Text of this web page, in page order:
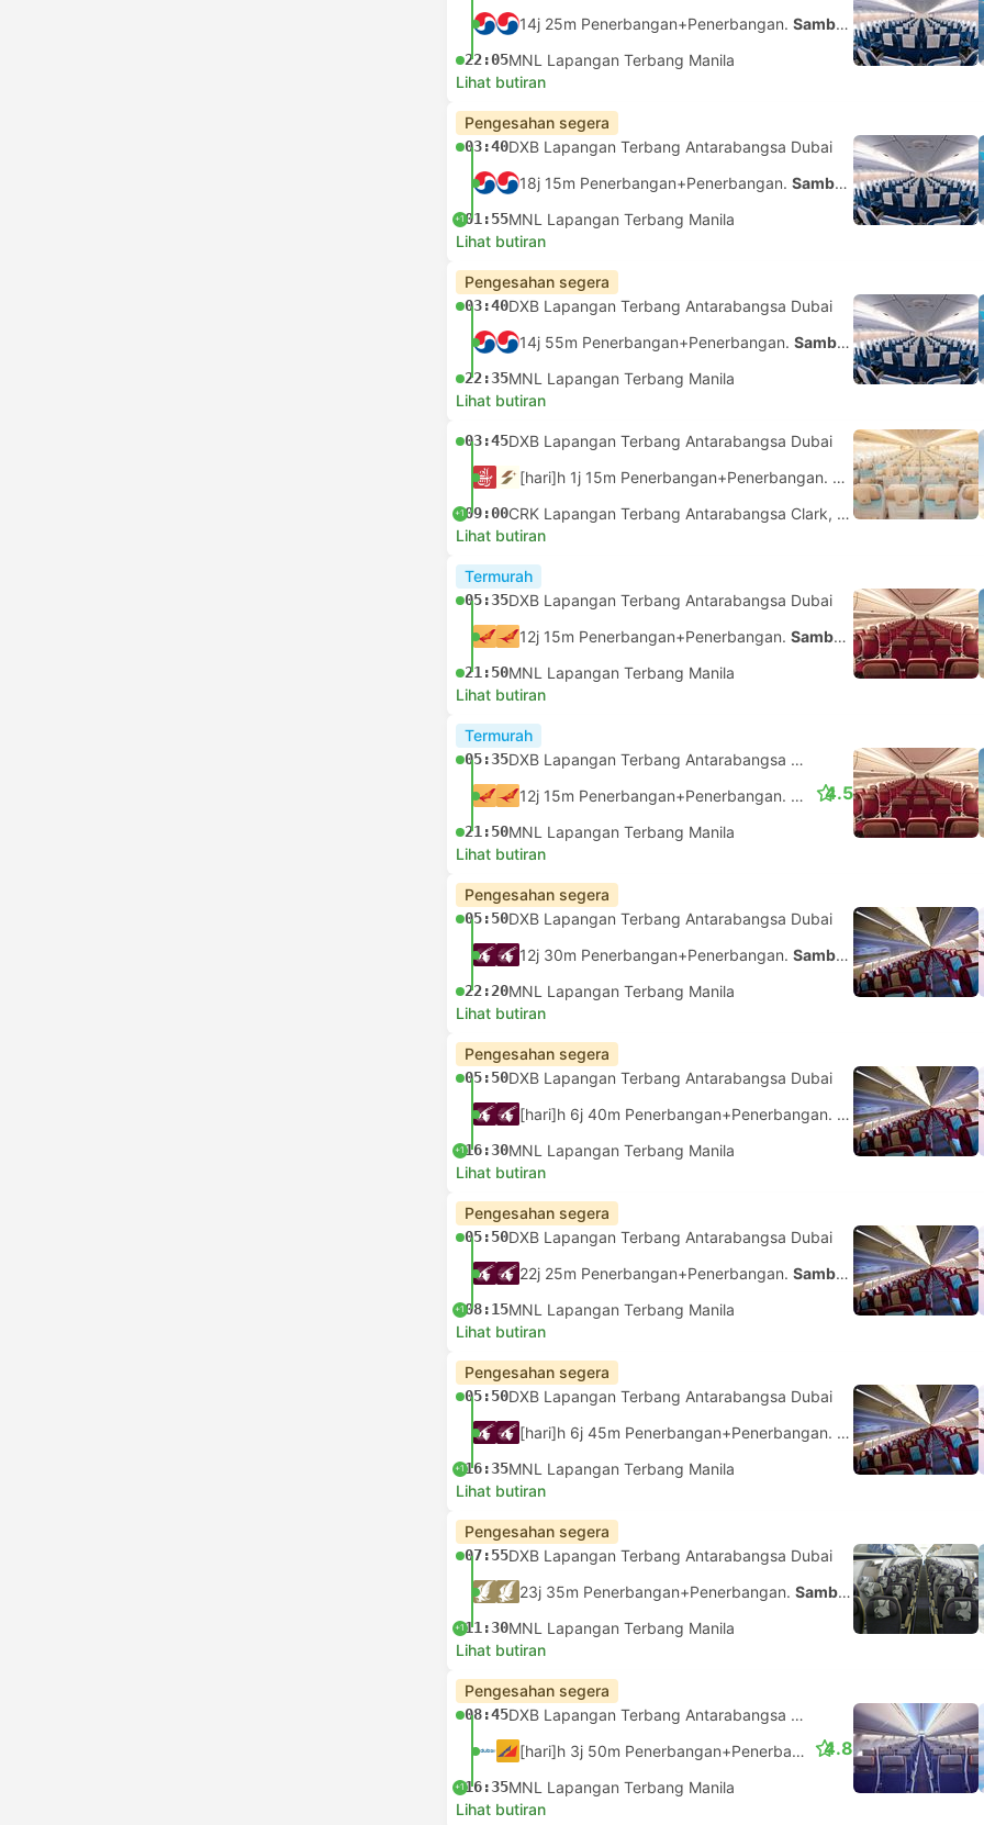
14j 25m Penerbangan+Penerbangan. Sambungan tidak dijamin
22:05MNL Lapangan Terbang Manila
Lihat butiran
Pengesahan segera
03:40DXB Lapangan Terbang Antarabangsa Dubai
18j 15m Penerbangan+Penerbangan. Sambungan tidak dijamin
+101:55MNL Lapangan Terbang Manila
Lihat butiran
Pengesahan segera
03:40DXB Lapangan Terbang Antarabangsa Dubai
14j 55m Penerbangan+Penerbangan. Sambungan tidak dijamin
22:35MNL Lapangan Terbang Manila
Lihat butiran
03:45DXB Lapangan Terbang Antarabangsa Dubai
[hari]h 1j 15m Penerbangan+Penerbangan.
Sambungan tidak
+109:00
CRK Lapangan Terbang Antarabangsa Clark, Pampanga
Lihat butiran
Termurah
05:35DXB Lapangan Terbang Antarabangsa Dubai
12j 15m Penerbangan+Penerbangan. Sambungan tidak dijamin
21:50MNL Lapangan Terbang Manila
Lihat butiran
Termurah
05:35
DXB Lapangan Terbang Antarabangsa Dubai
12j 15m Penerbangan+Penerbangan.
Sambungan tidak dijamin
21:50MNL Lapangan Terbang Manila
4.5
Lihat butiran
Pengesahan segera
05:50DXB Lapangan Terbang Antarabangsa Dubai
12j 30m Penerbangan+Penerbangan. Sambungan tidak dijamin
22:20MNL Lapangan Terbang Manila
Lihat butiran
Pengesahan segera
05:50DXB Lapangan Terbang Antarabangsa Dubai
[hari]h 6j 40m Penerbangan+Penerbangan.
Sambungan tidak
+116:30MNL Lapangan Terbang Manila
Lihat butiran
Pengesahan segera
05:50DXB Lapangan Terbang Antarabangsa Dubai
22j 25m Penerbangan+Penerbangan. Sambungan tidak dijamin
+108:15MNL Lapangan Terbang Manila
Lihat butiran
Pengesahan segera
05:50DXB Lapangan Terbang Antarabangsa Dubai
[hari]h 6j 45m Penerbangan+Penerbangan.
Sambungan tidak
+116:35MNL Lapangan Terbang Manila
Lihat butiran
Pengesahan segera
07:55DXB Lapangan Terbang Antarabangsa Dubai
23j 35m Penerbangan+Penerbangan. Sambungan tidak dijamin
+111:30MNL Lapangan Terbang Manila
Lihat butiran
Pengesahan segera
08:45
DXB Lapangan Terbang Antarabangsa Dubai
[hari]h 3j 50m Penerbangan+Penerbangan.
Sambungan tidak
+116:35MNL Lapangan Terbang Manila
4.8
Lihat butiran